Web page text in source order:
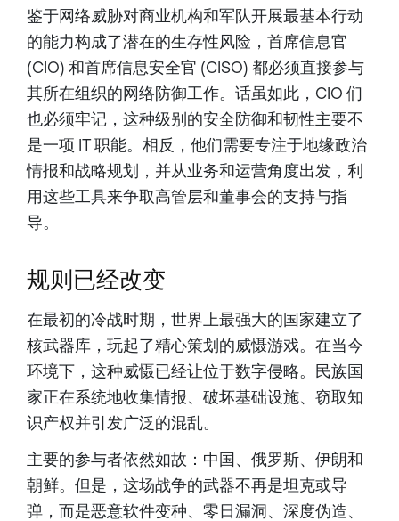
to some of the most
significant breaches in
history. Previously, she led
Palo Alto Networks Unit 42
and held executive roles at
IBM, CrowdStrike, and
Mandiant. Wendi began her
career as a Special Agent
with the U.S. Air Force. She
serves on cybersecurity
advisory boards for Duke
University and the University
of San Diego, and was an
inaugural member of the
Cyber Safety Review Board
launched by the United States
鉴于网络威胁对商业机构和军队开展最基本行动
的能力构成了潜在的生存性风险，首席信息官
(CIO) 和首席信息安全官 (CISO) 都必须直接参与
其所在组织的网络防御工作。话虽如此，CIO 们
也必须牢记，这种级别的安全防御和韧性主要不
是一项 IT 职能。相反，他们需要专注于地缘政治
情报和战略规划，并从业务和运营角度出发，利
用这些工具来争取高管层和董事会的支持与指
导。
规则已经改变
在最初的冷战时期，世界上最强大的国家建立了
核武器库，玩起了精心策划的威慑游戏。在当今
环境下，这种威慑已经让位于数字侵略。民族国
家正在系统地收集情报、破坏基础设施、窃取知
识产权并引发广泛的混乱。
主要的参与者依然如故：中国、俄罗斯、伊朗和
朝鲜。但是，这场战争的武器不再是坦克或导
弹，而是恶意软件变种、零日漏洞、深度伪造、